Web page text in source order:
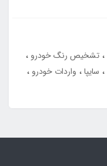
تشخیص رنگ خودرو
سایپا
واردات خودرو